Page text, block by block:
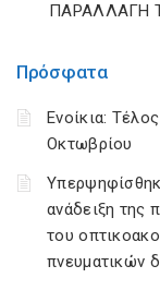
Πρόσφατα
Ενοίκια:
Οκτωβρίου
ανάδειξη της
του
πνευματικών
ΠΑΡΑΛΛΑΓΗ